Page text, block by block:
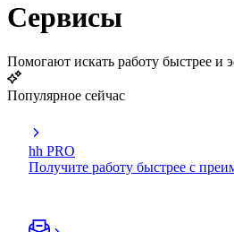
Сервисы
Помогают искать работу быстрее и
Популярное сейчас
hh PRO
Получите работу быстрее с